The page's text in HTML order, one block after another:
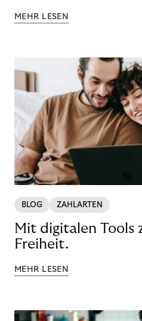
MEHR LESEN
BLOG ZAHLARTEN
Mit digitalen Tools
Freiheit.
MEHR LESEN